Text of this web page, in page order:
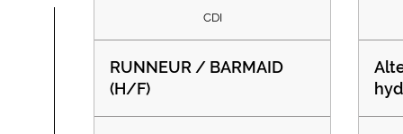
CDI
RUNNEUR / BARMAID
(H/F)